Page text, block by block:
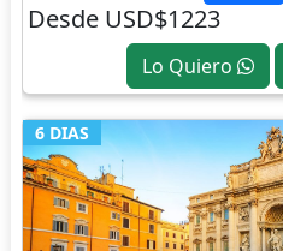
Desde USD$1223
Lo Quiero
6 DIAS